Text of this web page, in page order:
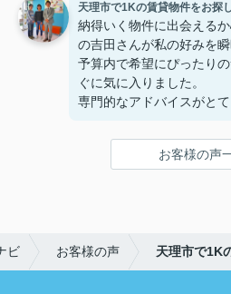
り、感謝しています。安
ました！
天理市で1Kの賃貸物件をお探
納得いく物件に出会える
の吉田さんが私の好みを
予算内で希望にぴったり
ぐに気に入りました。
専門的なアドバイスがと
鍵の受け取りのときに、
お客様の声
ビ お客様の声 天理市で1K